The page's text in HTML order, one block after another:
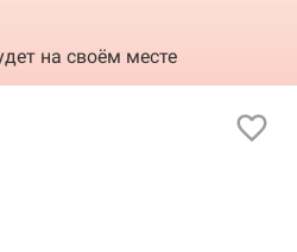
на своём месте